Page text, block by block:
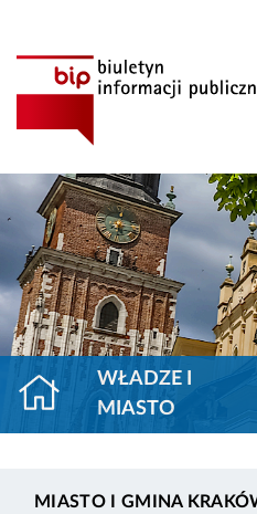
WŁADZE I
MIASTO
MIASTO I GMINA